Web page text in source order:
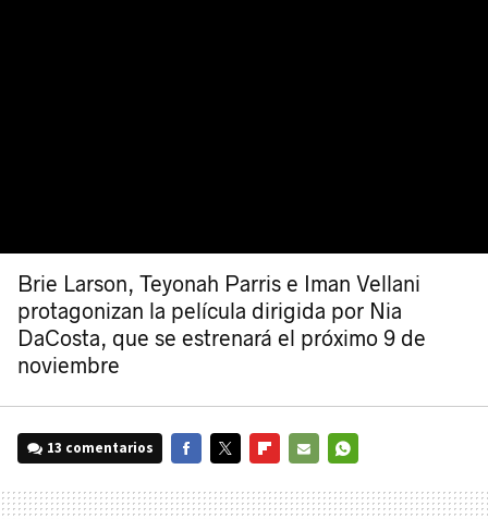
Brie Larson, Teyonah Parris e Iman Vellani
protagonizan la película dirigida por Nia
DaCosta, que se estrenará el próximo 9 de
noviembre
13 comentarios
MAIL